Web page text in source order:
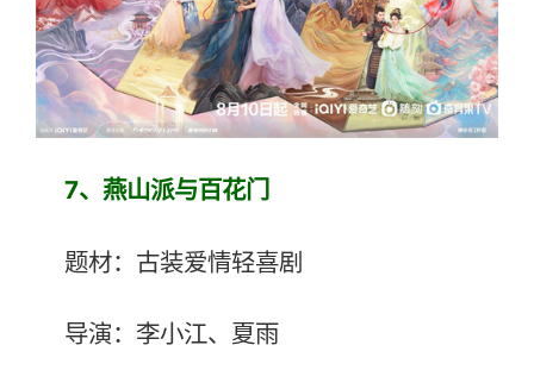
7、燕山派与百花门
题材：古装爱情轻喜剧
导演：李小江、夏雨